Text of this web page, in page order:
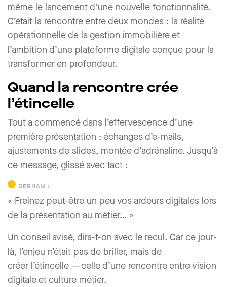
même le lancement d’une nouvelle fonctionnalité.
C’était la rencontre entre deux mondes : la réalité
opérationnelle de la gestion immobilière et
l’ambition d’une plateforme digitale conçue pour la
transformer en profondeur.
Quand la rencontre crée
l’étincelle
Tout a commencé dans l’effervescence d’une
première présentation : échanges d’e-mails,
ajustements de slides, montée d’adrénaline. Jusqu’à
ce message, glissé avec tact :
DERHAM :
« Freinez peut-être un peu vos ardeurs digitales lors
de la présentation au métier… »
Un conseil avisé, dira-t-on avec le recul. Car ce jour-
là, l’enjeu n’était pas de briller, mais de
créer l’étincelle — celle d’une rencontre entre vision
digitale et culture métier.